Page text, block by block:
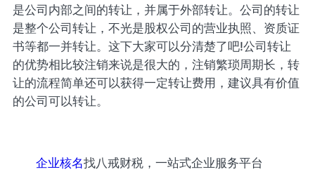
是公司内部之间的转让，并属于外部转让。公司的转让
是整个公司转让，不光是股权公司的营业执照、资质证
书等都一并转让。这下大家可以分清楚了吧!公司转让
的优势相比较注销来说是很大的，注销繁琐周期长，转
让的流程简单还可以获得一定转让费用，建议具有价值
的公司可以转让。
企业核名找八戒财税，一站式企业服务平台